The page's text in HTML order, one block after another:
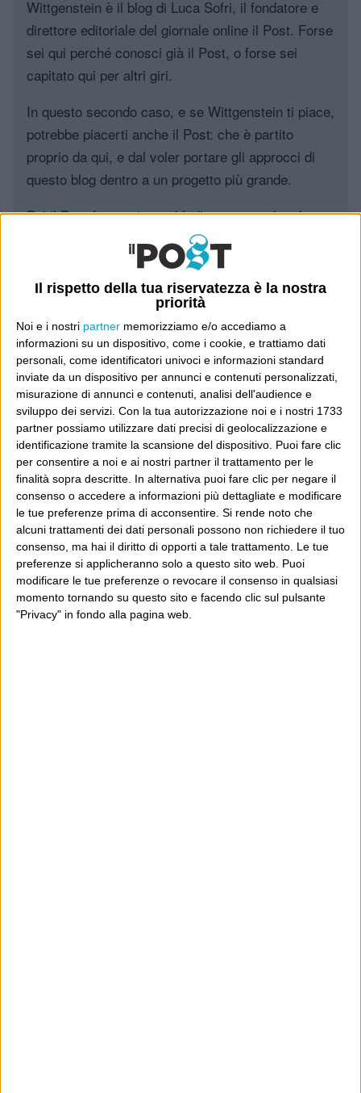
Il rispetto della tua riservatezza è la nostra
priorità
Noi e i nostri partner memorizziamo e/o accediamo a
informazioni su un dispositivo, come i cookie, e trattiamo dati
personali, come identificatori univoci e informazioni standard
inviate da un dispositivo per annunci e contenuti personalizzati,
misurazione di annunci e contenuti, analisi dell'audience e
sviluppo dei servizi. Con la tua autorizzazione noi e i nostri 1733
partner possiamo utilizzare dati precisi di geolocalizzazione e
identificazione tramite la scansione del dispositivo. Puoi fare clic
per consentire a noi e ai nostri partner il trattamento per le
finalità sopra descritte. In alternativa puoi fare clic per negare il
consenso o accedere a informazioni più dettagliate e modificare
le tue preferenze prima di acconsentire. Si rende noto che
alcuni trattamenti dei dati personali possono non richiedere il tuo
consenso, ma hai il diritto di opporti a tale trattamento. Le tue
preferenze si applicheranno solo a questo sito web. Puoi
modificare le tue preferenze o revocare il consenso in qualsiasi
momento tornando su questo sito e facendo clic sul pulsante
"Privacy" in fondo alla pagina web.
Wittgenstein è il blog di Luca Sofri, il fondatore e
direttore editoriale del giornale online il Post. Forse
sei qui perché conosci già il Post, o forse sei
capitato qui per altri giri.
In questo secondo caso, e se Wittgenstein ti piace,
potrebbe piacerti anche il Post: che è partito
proprio da qui, e dal voler portare gli approcci di
questo blog dentro a un progetto più grande.
Poi il Post è cresciuto ed è diventato anche altro:
un progetto giornalistico che prosegue da oltre 16
anni, grazie a chi lo scopre, lo apprezza e lo
consiglia in giro.
Leggi il Post, magari ti piace
Luca Sofri Wittgenstein
POST PRECEDENTE
“Il signor Bonaventura…”
POST SUCCESSIVO
And so it is
E per i regali di Natale